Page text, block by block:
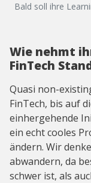
Bald soll ihre
Wie nehmt
FinTech
Quasi non-
FinTech, bis auf
einhergehende
ein echt cooles
ändern. Wir
abwandern, da
schwer ist, als